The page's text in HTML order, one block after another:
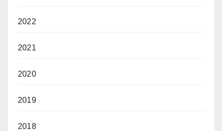
2022
2021
2020
2019
2018